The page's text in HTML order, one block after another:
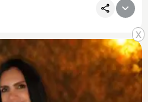
x
y los establecimientos de lavado